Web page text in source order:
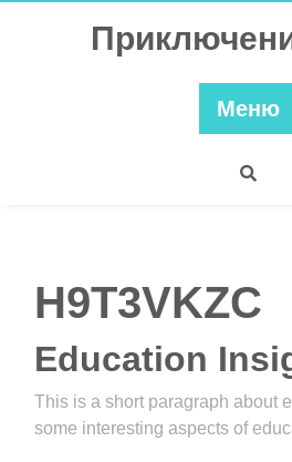
Меню
H9T3VKZC
Education
This is a short paragraph about
some interesting aspects of